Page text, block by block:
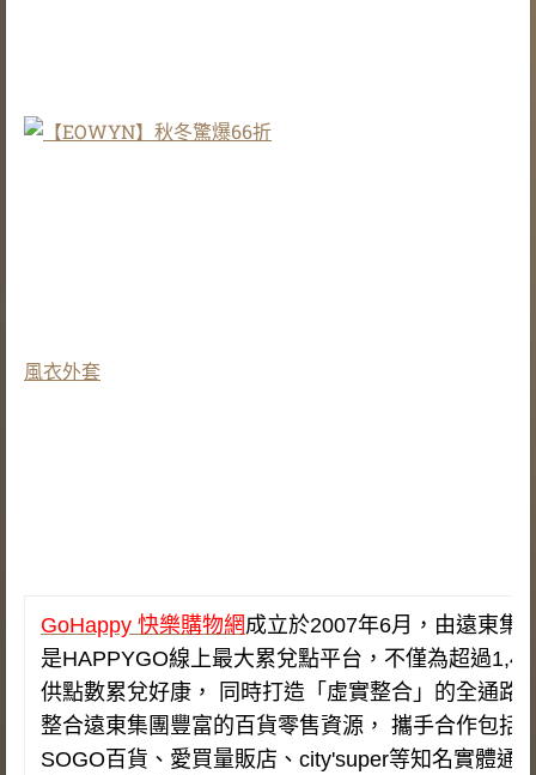
風衣外套
GoHappy 快樂購物網成立於2007年6月，由遠東集
是HAPPYGO線上最大累兌點平台，不僅為超過
供點數累兌好康， 同時打造「虛實整合」的全通路
整合遠東集團豐富的百貨零售資源， 攜手合作包括
SOGO百貨、愛買量販店、city'super等知名實體通